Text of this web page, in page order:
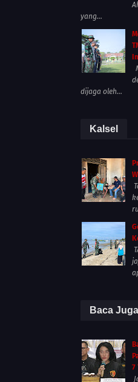
yang...
dijaga oleh...
Kalsel
Baca Juga
7